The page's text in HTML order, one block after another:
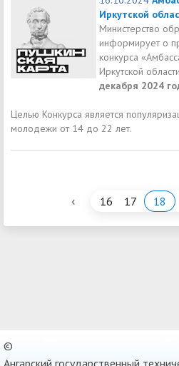
Иркутской
Министерство
информирует о
конкурса
Иркутской
декабря 2024
Целью Конкурса является
молодежи от 14 до 22 лет.
‹ 16 17 18
©
Ангарский государственный